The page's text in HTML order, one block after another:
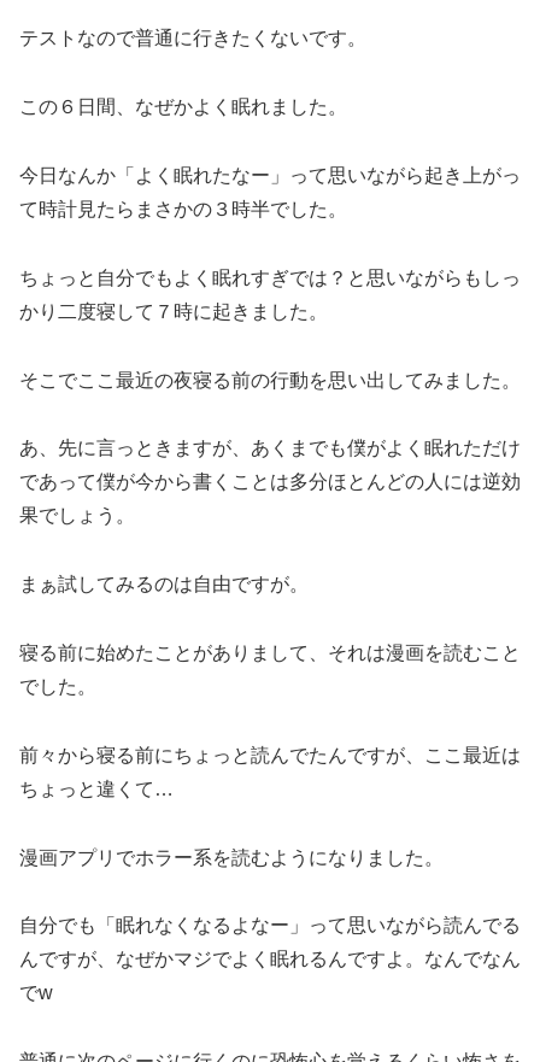
テストなので普通に行きたくないです。
この６日間、なぜかよく眠れました。
今日なんか「よく眠れたなー」って思いながら起き上がっ
て時計見たらまさかの３時半でした。
ちょっと自分でもよく眠れすぎでは？と思いながらもしっ
かり二度寝して７時に起きました。
そこでここ最近の夜寝る前の行動を思い出してみました。
あ、先に言っときますが、あくまでも僕がよく眠れただけ
であって僕が今から書くことは多分ほとんどの人には逆効
果でしょう。
まぁ試してみるのは自由ですが。
寝る前に始めたことがありまして、それは漫画を読むこと
でした。
前々から寝る前にちょっと読んでたんですが、ここ最近は
ちょっと違くて…
漫画アプリでホラー系を読むようになりました。
自分でも「眠れなくなるよなー」って思いながら読んでる
んですが、なぜかマジでよく眠れるんですよ。なんでなん
でw